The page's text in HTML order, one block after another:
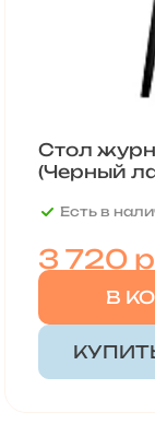
Стол
(Черный
Есть в
3 720
В